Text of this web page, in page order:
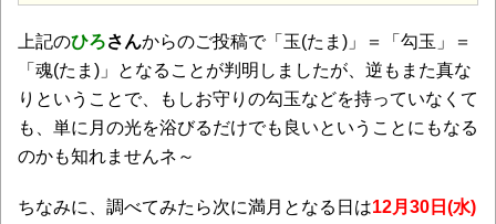
上記のひろさんからのご投稿で「玉(たま)」＝「勾玉」＝
「魂(たま)」となることが判明しましたが、逆もまた真な
りということで、もしお守りの勾玉などを持っていなくて
も、単に月の光を浴びるだけでも良いということにもなる
のかも知れませんネ～
ちなみに、調べてみたら次に満月となる日は12月30日(水)